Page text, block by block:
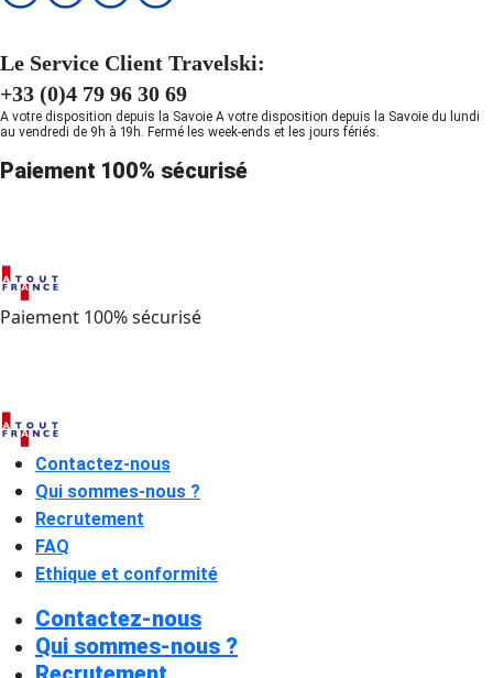
Le Service Client Travelski:
+33 (0)4 79 96 30 69
A votre disposition depuis la Savoie A votre disposition depuis la Savoie du lundi
au vendredi de 9h à 19h. Fermé les week-ends et les jours fériés.
Paiement 100% sécurisé
Paiement 100% sécurisé
Contactez-nous
Qui sommes-nous ?
Recrutement
FAQ
Ethique et conformité
Contactez-nous
Qui sommes-nous ?